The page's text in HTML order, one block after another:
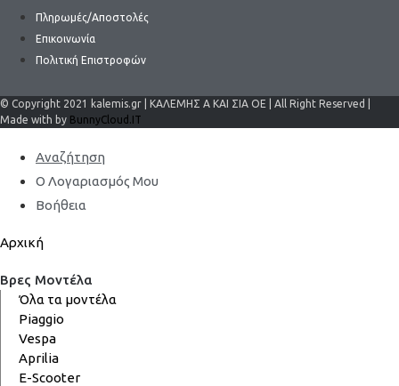
Πληρωμές/Αποστολές
Επικοινωνία
Πολιτική Επιστροφών
© Copyright 2021 kalemis.gr | ΚΑΛΕΜΗΣ Α ΚΑΙ ΣΙΑ ΟΕ | All Right Reserved |
Made with by BunnyCloud.IT
Αναζήτηση
Ο Λογαριασμός Μου
Βοήθεια
Αρχική
Βρες Μοντέλα
Όλα τα μοντέλα
Piaggio
Vespa
Aprilia
E-Scooter